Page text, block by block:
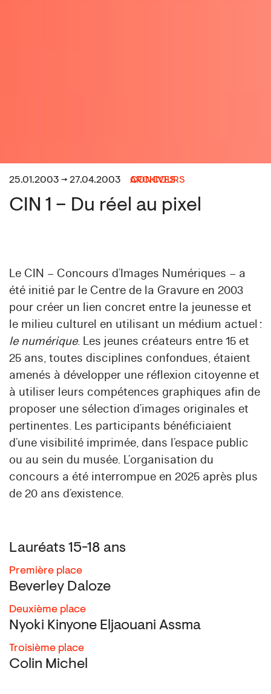
25.01.2003 → 27.04.2003 CONCOURS
ARCHIVES
CIN 1 – Du réel au pixel
Le CIN – Concours d’Images Numériques – a
été initié par le Centre de la Gravure en 2003
pour créer un lien concret entre la jeunesse et
le milieu culturel en utilisant un médium actuel :
le numérique. Les jeunes créateurs entre 15 et
25 ans, toutes disciplines confondues, étaient
amenés à développer une réflexion citoyenne et
à utiliser leurs compétences graphiques afin de
proposer une sélection d’images originales et
pertinentes. Les participants bénéficiaient
d’une visibilité imprimée, dans l’espace public
ou au sein du musée. L’organisation du
concours a été interrompue en 2025 après plus
de 20 ans d’existence.
Lauréats 15-18 ans
Première place
Beverley Daloze
Deuxième place
Nyoki Kinyone Eljaouani Assma
Troisième place
Colin Michel